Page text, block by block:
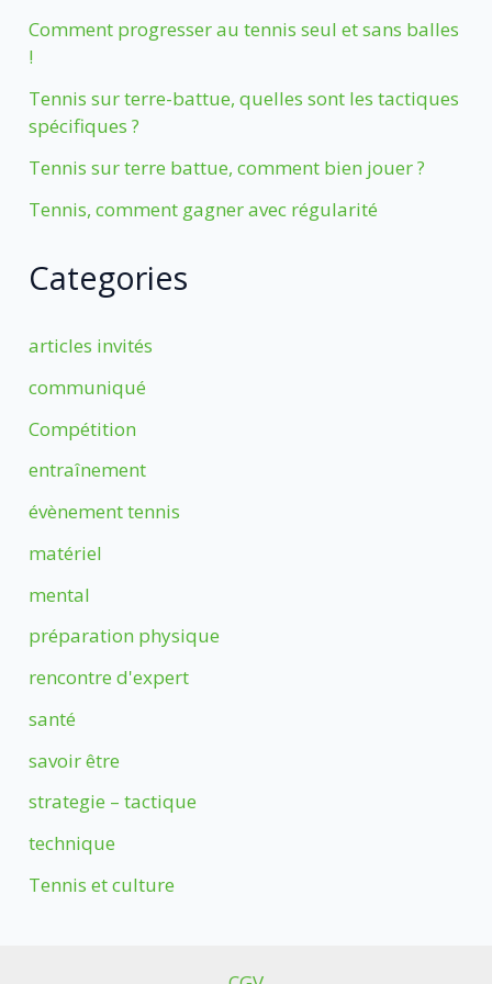
Comment progresser au tennis seul et sans balles
!
Tennis sur terre-battue, quelles sont les tactiques
spécifiques ?
Tennis sur terre battue, comment bien jouer ?
Tennis, comment gagner avec régularité
Categories
articles invités
communiqué
Compétition
entraînement
évènement tennis
matériel
mental
préparation physique
rencontre d'expert
santé
savoir être
strategie – tactique
technique
Tennis et culture